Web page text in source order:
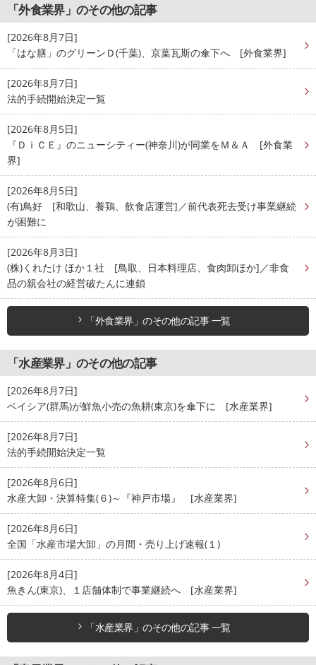
「外食業界」のその他の記事
[2026年8月7日]
「はな膳」のグリーンＤ(千葉)、京葉瓦斯の傘下へ [外食業界]
[2026年8月7日]
法的手続開始決定一覧
[2026年8月5日]
『ＤｉＣＥ』のニューシティー(神奈川)が同業をＭ＆Ａ [外食業
界]
[2026年8月5日]
(有)鳥好 [和歌山、養鶏、飲食店運営]／前代表死去受け事業継続
が困難に
[2026年8月3日]
(株)くれたけ ほか１社 [鳥取、日本料理店、食肉卸ほか]／非食
品の親会社の経営破たんに連鎖
「外食業界」のその他の記事 一覧
「水産業界」のその他の記事
[2026年8月7日]
ベイシア(群馬)が鮮魚小売の魚耕(東京)を傘下に [水産業界]
[2026年8月7日]
法的手続開始決定一覧
[2026年8月6日]
水産大卸・決算特集(６)～『神戸市場』 [水産業界]
[2026年8月6日]
全国「水産市場大卸」の月間・売り上げ速報(１)
[2026年8月4日]
魚きん(東京)、１店舗体制で事業継続へ [水産業界]
「水産業界」のその他の記事 一覧